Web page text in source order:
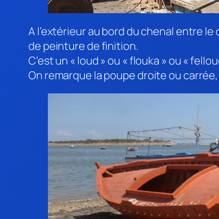
A l’extérieur au bord du chenal entre
de peinture de finition.
C’est un « loud » ou « flouka » ou «
On remarque la poupe droite ou